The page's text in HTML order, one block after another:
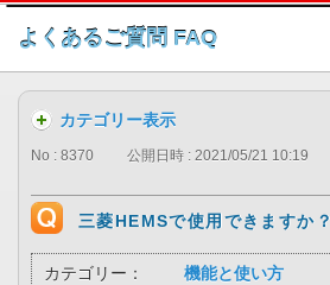
このページの本文へ
よくあるご質問 FAQ
カテゴリー表示
No : 8370 公開日時 : 2021/05/21 10:19
三菱HEMSで使用できますか？
カテゴリー： 機能と使い方